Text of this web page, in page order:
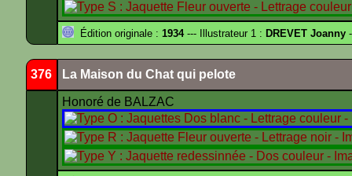
Édition originale : 1934--- Illustrateur 1 : DREVET Joanny
376 La Maison du Chat qui pelote
Honoré de BALZAC